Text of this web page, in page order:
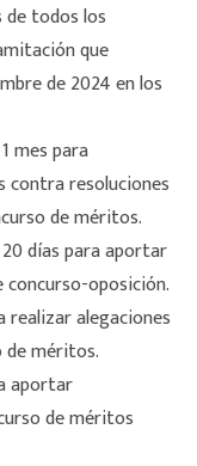
de todos los
que
de 2024 en los
mes para
resoluciones
de méritos.
días para aportar
oposición.
realizar alegaciones
de méritos.
aportar
de méritos